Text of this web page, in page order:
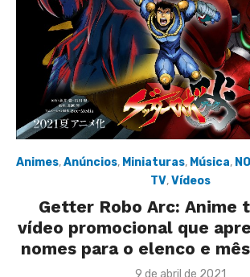
Animes,Anúncios, Miniaturas, Música,
TV,Vídeos
Getter Robo Arc: Anime
vídeo promocional que
nomes para o elenco e
Posted
9 de abril de 2021